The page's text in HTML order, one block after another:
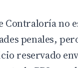
Contraloría no
penales,
reservado